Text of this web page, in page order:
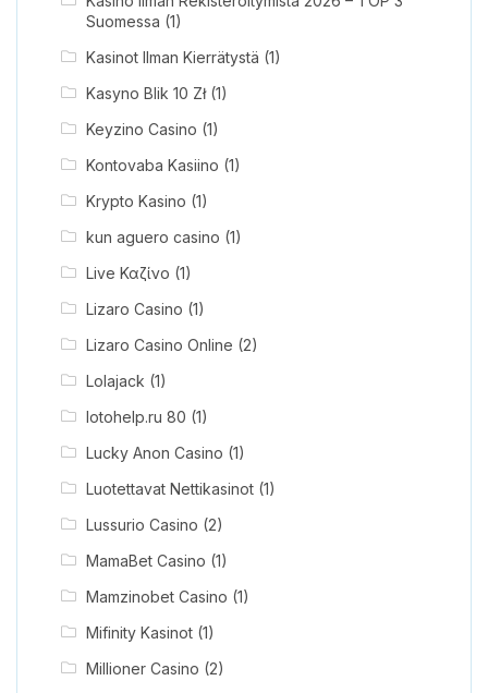
Suomessa (1)
Kasinot Ilman Kierrätystä (1)
Kasyno Blik 10 Zł(1)
Keyzino Casino (1)
Kontovaba Kasiino (1)
Krypto Kasino (1)
kun aguero casino (1)
Live Καζίνο (1)
Lizaro Casino (1)
Lizaro Casino Online (2)
Lolajack (1)
lotohelp.ru 80 (1)
Lucky Anon Casino (1)
Luotettavat Nettikasinot(1)
Lussurio Casino (2)
MamaBet Casino (1)
Mamzinobet Casino (1)
Mifinity Kasinot(1)
Millioner Casino (2)